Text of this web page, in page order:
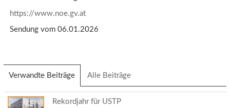
https://www.noe.gv.at
Sendung vom 06.01.2026
Verwandte Beiträge (aktiver
Reiter)
Alle Beiträge
Rekordjahr für USTP